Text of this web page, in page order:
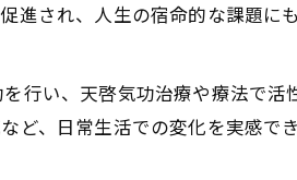
進され、人生の宿命的な課題に
行い、天啓気功治療や療法で活
ど、日常生活での変化を実感で